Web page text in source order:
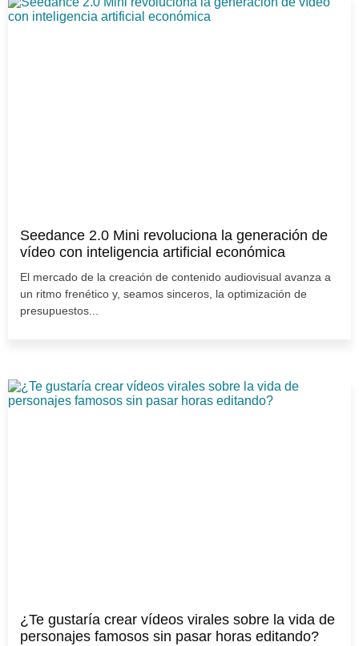
Seedance 2.0 Mini revoluciona la generación de
vídeo con inteligencia artificial económica
El mercado de la creación de contenido audiovisual avanza a
un ritmo frenético y, seamos sinceros, la optimización de
presupuestos...
¿Te gustaría crear vídeos virales sobre la vida de
personajes famosos sin pasar horas editando?